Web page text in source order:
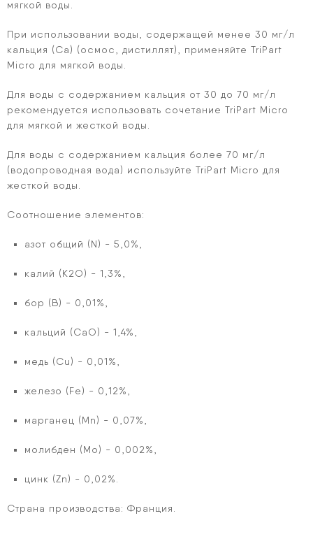
мягкой воды.
При использовании воды, содержащей менее 30 мг/л
кальция (Ca) (осмос, дистиллят), применяйте TriPart
Micro для мягкой воды.
Для воды с содержанием кальция от 30 до 70 мг/л
рекомендуется использовать сочетание TriPart Micro
для мягкой и жесткой воды.
Для воды с содержанием кальция более 70 мг/л
(водопроводная вода) используйте TriPart Micro для
жесткой воды.
Соотношение элементов:
азот общий (N) - 5,0%,
калий (K2O) - 1,3%,
бор (B) - 0,01%,
кальций (СаО) - 1,4%,
медь (Cu) - 0,01%,
железо (Fe) - 0,12%,
марганец (Mn) - 0,07%,
молибден (Mo) - 0,002%,
цинк (Zn) - 0,02%.
Страна производства: Франция.